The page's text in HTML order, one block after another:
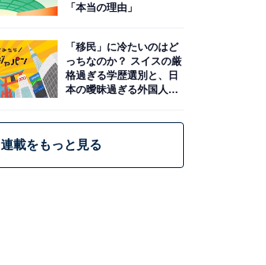
「本当の理由」
「移民」に冷たいのはど
っちなのか？ スイスの厳
格過ぎる学歴選別と、日
本の曖昧過ぎる外国人政
連載をもっと見る